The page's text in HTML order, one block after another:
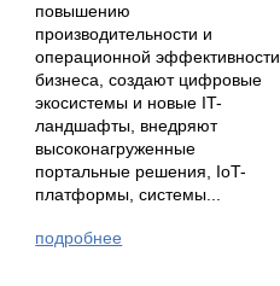
повышению
производительности и
операционной эффективности
бизнеса, создают цифровые
экосистемы и новые IT-
ландшафты, внедряют
высоконагруженные
портальные решения, IoT-
платформы, системы...
подробнее